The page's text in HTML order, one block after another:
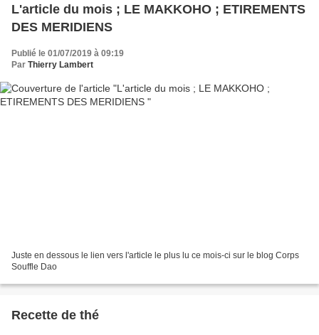
L'article du mois ; LE MAKKOHO ; ETIREMENTS
DES MERIDIENS
Publié le 01/07/2019 à 09:19
Par Thierry Lambert
Juste en dessous le lien vers l'article le plus lu ce mois-ci sur le blog Corps
Souffle Dao
Recette de thé